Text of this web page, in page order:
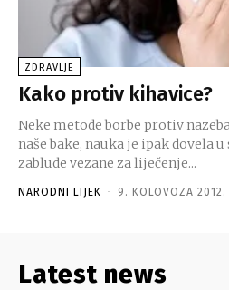
ZDRAVLJE
Kako protiv kihavice?
Neke metode borbe protiv
naše bake, nauka je ipak dovela
zablude vezane za liječenje...
NARODNI LIJEK - 9. KOLOVOZA 2012.
Latest news